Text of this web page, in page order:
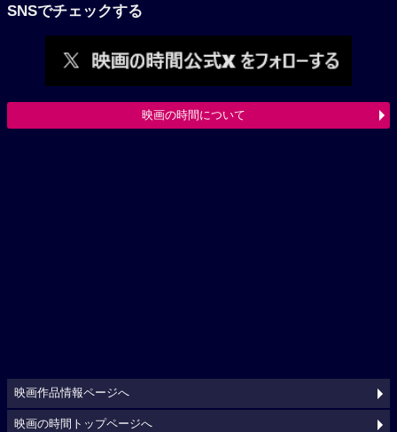
SNSでチェックする
映画の時間について
映画作品情報ページへ
映画の時間トップページへ